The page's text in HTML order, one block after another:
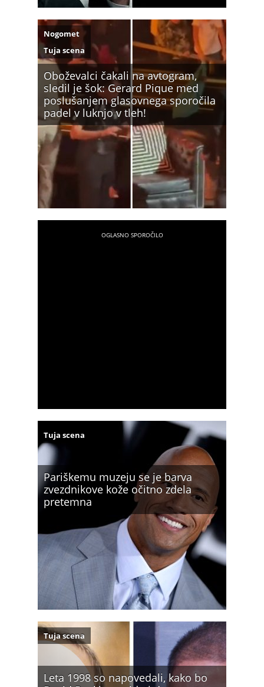
Oboževalci čakali na avtogram,
sledil je šok: Gerard Pique med
poslušanjem glasovnega sporočila
padel v luknjo v tleh!
Nogomet
Tuja scena
Pariškemu muzeju se je barva
zvezdnikove kože očitno zdela
pretemna
Tuja scena
Leta 1998 so napovedali, kako bo
Tuja scena